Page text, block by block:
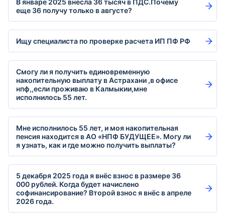
В январе 2025 внесла 36 тысяч в ПДС.Почему
еще 36 получу только в августе?
Ищу специалиста по проверке расчета ИП ПФ РФ
Смогу ли я получить единовременную
накопительную выплату в Астрахани ,в офисе
нпф,,если проживаю в Калмыкии,мне
исполнилось 55 лет.
Мне исполнилось 55 лет, и моя накопительная
пенсия находится в АО «НПФ БУДУЩЕЕ». Могу ли
я узнать, как и где можно получить выплаты?
5 декабря 2025 года я внёс взнос в размере 36
000 рублей. Когда будет начислено
софинансирование? Второй взнос я внёс в апреле
2026 года.